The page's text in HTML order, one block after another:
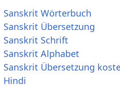
Sanskrit Wörterbuch
Sanskrit Übersetzung
Sanskrit Schrift
Sanskrit Alphabet
Sanskrit Übersetzung
Hindi